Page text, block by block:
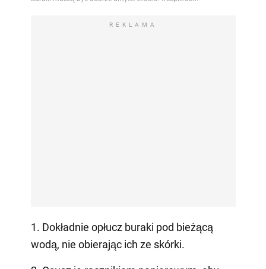
REKLAMA
1. Dokładnie opłucz buraki pod bieżącą
wodą, nie obierając ich ze skórki.